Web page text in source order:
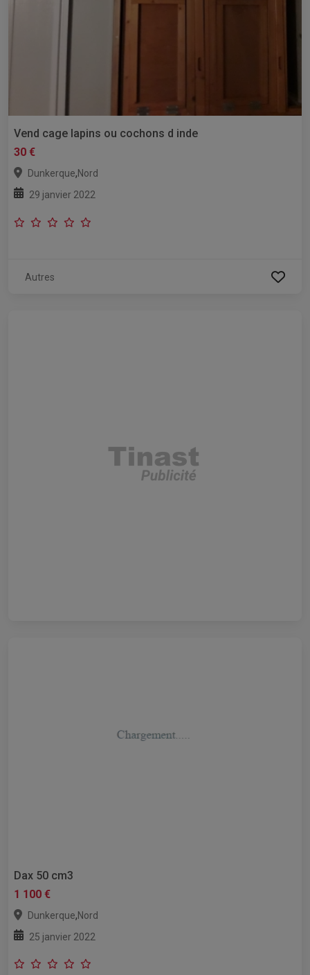
Vend cage lapins ou cochons d inde
30 €
Dunkerque,Nord
29 janvier 2022
Autres
Dax 50 cm3
1 100 €
Dunkerque,Nord
25 janvier 2022